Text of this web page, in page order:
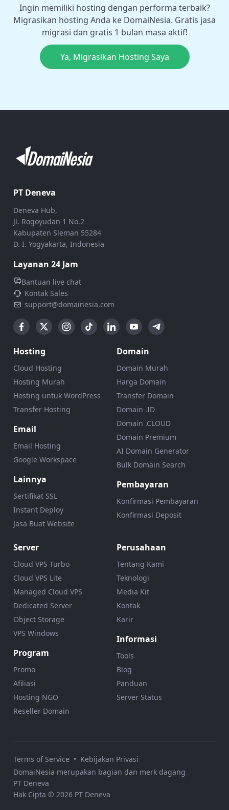
Ingin memiliki hosting dengan performa terbaik?
Migrasikan hosting Anda ke DomaiNesia. Gratis jasa
migrasi dan gratis 1 bulan masa aktif!
Ya, Migrasikan Hosting Saya
PT Deneva
Deneva Hub,
Jl. Rogoyudan 1 No.2
Kabupaten Sleman 55284
D. I. Yogyakarta, Indonesia
Layanan 24 Jam
Bantuan live chat
Kontak Sales
support@domainesia.com
Hosting
Cloud Hosting
Hosting Murah
Hosting untuk WordPress
Transfer Hosting
Email
Email Hosting
Google Workspace
Lainnya
Sertifikat SSL
Instant Deploy
Jasa Buat Website
Domain
Domain Murah
Harga Domain
Transfer Domain
Domain .ID
Domain .CLOUD
Domain Premium
AI Domain Generator
Bulk Domain Search
Pembayaran
Konfirmasi Pembayaran
Konfirmasi Deposit
Server
Cloud VPS Turbo
Cloud VPS Lite
Managed Cloud VPS
Dedicated Server
Object Storage
VPS Windows
Program
Promo
Afiliasi
Hosting NGO
Reseller Domain
Perusahaan
Tentang Kami
Teknologi
Media Kit
Kontak
Karir
Informasi
Tools
Blog
Panduan
Server Status
Terms of Service • Kebijakan Privasi
DomaiNesia merupakan bagian dan merk dagang
PT Deneva
Hak Cipta © 2026 PT Deneva